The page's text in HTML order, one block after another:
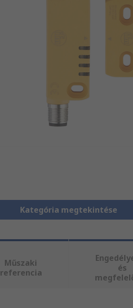
Kategória megtekintése
Műszaki
referencia
és